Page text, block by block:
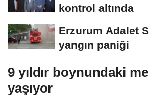
kontrol altında
Erzurum Adalet
yangın paniği
9 yıldır boynundaki
yaşıyor